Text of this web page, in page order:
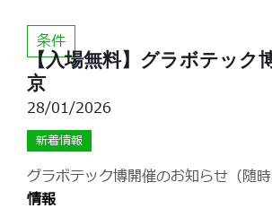
条件
【入場無料】グラボテック
京
28/01/2026
新着情報
グラボテック博開催のお知らせ（随時
情報